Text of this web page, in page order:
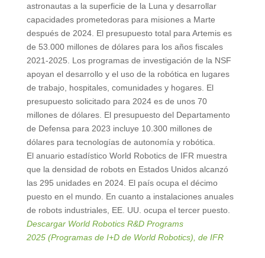
astronautas a la superficie de la Luna y desarrollar
capacidades prometedoras para misiones a Marte
después de 2024. El presupuesto total para Artemis es
de 53.000 millones de dólares para los años fiscales
2021-2025. Los programas de investigación de la NSF
apoyan el desarrollo y el uso de la robótica en lugares
de trabajo, hospitales, comunidades y hogares. El
presupuesto solicitado para 2024 es de unos 70
millones de dólares. El presupuesto del Departamento
de Defensa para 2023 incluye 10.300 millones de
dólares para tecnologías de autonomía y robótica.
El anuario estadístico World Robotics de IFR muestra
que la densidad de robots en Estados Unidos alcanzó
las 295 unidades en 2024. El país ocupa el décimo
puesto en el mundo. En cuanto a instalaciones anuales
de robots industriales, EE. UU. ocupa el tercer puesto.
Descargar World Robotics R&D Programs
2025 (Programas de I+D de World Robotics), de IFR